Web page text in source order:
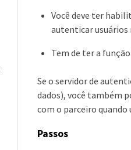
Você deve ter
autenticar usuários
Tem de ter a
Se o servidor de
dados), você também
com o parceiro quando
Passos